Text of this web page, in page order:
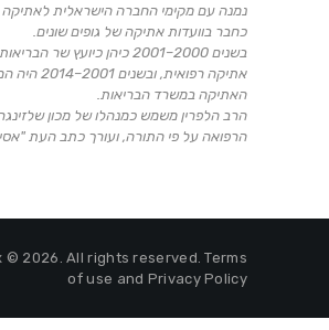
נמנה עם מקימי החברה הישראלית לאתיקה
כחבר בוועדות אתיקה של גופים שונים.
בשנים 2000–2001 כיהן כיועץ שר
אתיקה רפואית,
האתיקה במשרד הבריאות.
הרב הלפרין משמש כמנהלו של מכון
הרפואה על פי התורה, ועורך כתב העת
© 2026. All rights reserved. Terms
of use and Privacy Policy